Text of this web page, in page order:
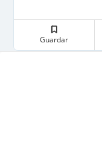
Guardar